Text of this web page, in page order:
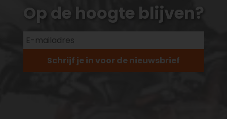
Op de hoogte blijven?
Schrijf je in voor de nieuwsbrief